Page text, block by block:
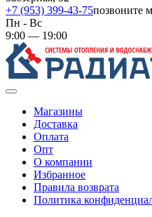
+7 (953) 399-43-75позвоните
Пн - Вс
9:00 — 19:00
Магазины
Доставка
Оплата
Опт
О компании
Избранное
Правила возврата
Политика